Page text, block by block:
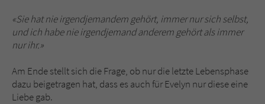
«Sie hat nie irgendjemandem gehört, immer nur sich selbst,
und ich habe nie irgendjemand anderem gehört als immer
nur ihr.»
Am Ende stellt sich die Frage, ob nur die letzte Lebensphase
dazu beigetragen hat, dass es auch für Evelyn nur diese eine
Liebe gab.